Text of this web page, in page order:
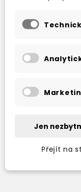
Jen
Přejít na